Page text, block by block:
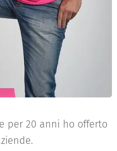
per 20 anni ho offerto